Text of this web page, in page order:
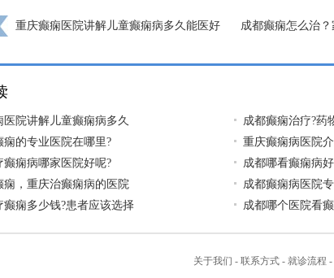
重庆癫痫医院讲解儿童癫痫病多久能医好
成都癫痫怎么治
医院讲解儿童癫痫病多久
成都癫痫治疗?药
痫的专业医院在哪里?
重庆癫痫病医院
癫痫病哪家医院好呢?
成都哪看癫痫病
痫，重庆治癫痫病的医院
成都癫痫病医院
癫痫多少钱?患者应该选择
成都哪个医院看
关于我们 - 联系方式 - 就诊流程 -